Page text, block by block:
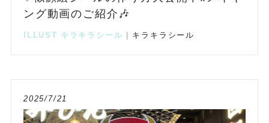
ング動画のご紹介🎶
ILLUST キラキラシール キラキラシール
2025/7/21